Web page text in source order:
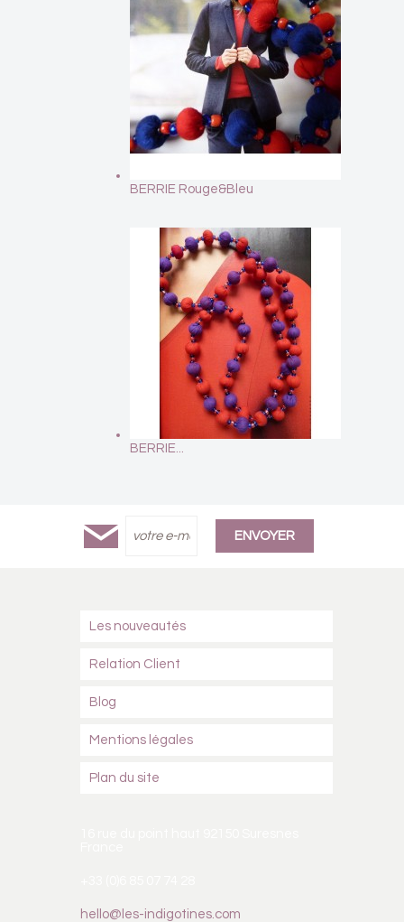
BERRIE Rouge&Bleu
BERRIE...
Les nouveautés
Relation Client
Blog
Mentions légales
Plan du site
hello@les-indigotines.com